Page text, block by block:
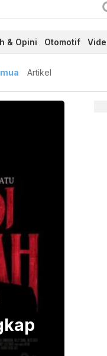
& Opini Otomotif
dan
Artikel